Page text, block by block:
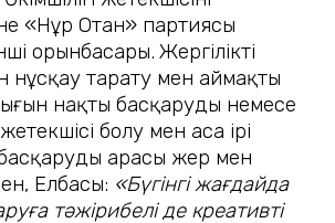
«Нұр Отан» партиясы
орынбасары. Жергілікті
нұс­қау тарату мен аймақтың
нақты басқарудың немесе
болу мен аса ірі
арасы жер мен
Елбасы: «Бүгінгі жағ­дай­да
тәжірибелі де креативті